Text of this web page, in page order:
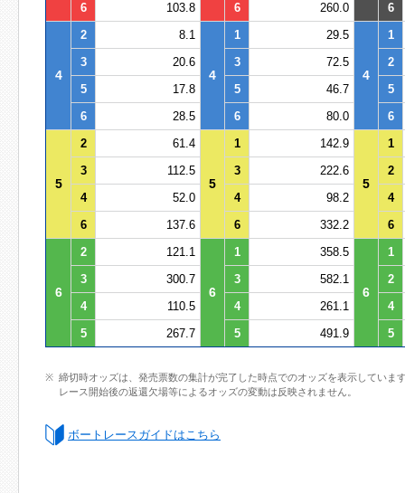
6
103.8 6 260.0 6
4
2 8.1
4
1 29.5
4
1
3
20.6 3 72.5
2
5
17.8 5 46.7
5
6
28.5 6 80.0 6
5
2 61.4
5
1 142.9
5
1
3
112.5 3 222.6
2
4
52.0 4 98.2
4
6
137.6 6 332.2 6
6
2 121.1
6
1 358.5
6
1
3
300.7 3 582.1
2
4
110.5 4 261.1
4
5
267.7 5 491.9 5
締切時オッズは、発売票数の集計が完了した時点でのオッズを表示していま
レース開始後の返還欠場等によるオッズの変動は反映されません。
ボートレースガイドはこちら